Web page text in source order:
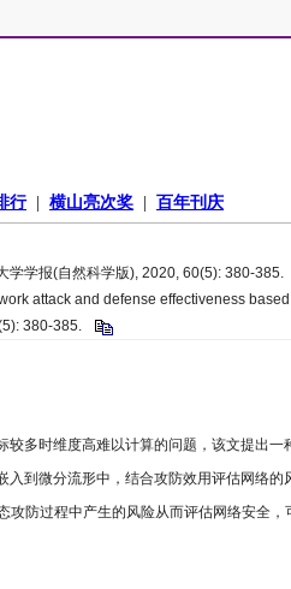
学学报(自然科学版), 2020, 60(5): 380-385.
attack and defense effectiveness
380-385.
多时维度高难以计算的问题，该文提出一
到微分流形中，结合攻防效用评估网络的
防过程中产生的风险从而评估网络安全，